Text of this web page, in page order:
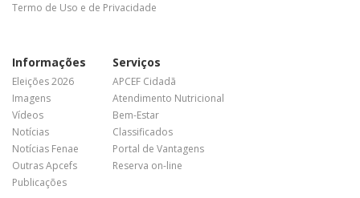
Termo de Uso e de Privacidade
Informações
Eleições 2026
Imagens
Vídeos
Notícias
Notícias Fenae
Outras Apcefs
Publicações
Serviços
APCEF Cidadã
Atendimento Nutricional
Bem-Estar
Classificados
Portal de Vantagens
Reserva on-line